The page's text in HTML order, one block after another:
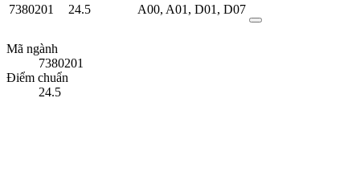
7380201
24.5 A00, A01, D01, D07
Mã ngành
7380201
Điểm chuẩn
24.5